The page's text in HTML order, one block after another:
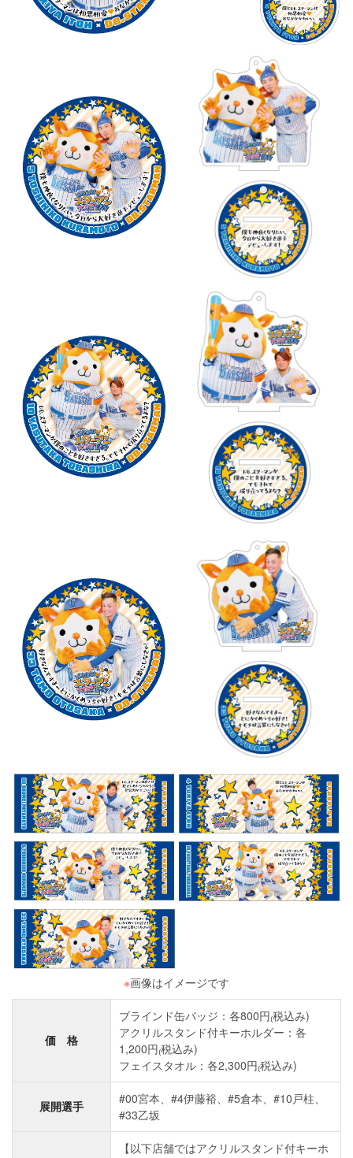
※画像はイメージです
価 格
ブラインド缶バッジ：各800円₍税込み)
アクリルスタンド付キーホルダー：各
1,200円₍税込み)
フェイスタオル：各2,300円₍税込み)
展開選手
#00宮本、#4伊藤裕、#5倉本、#10戸柱、
#33乙坂
【以下店舗ではアクリルスタンド付キーホ